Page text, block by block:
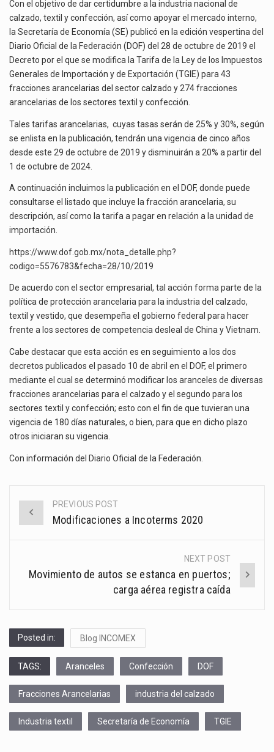
Las métricas tradicionales de los parques industriales —absorción, ocupación y metros cuadrados desarrollados— resultan insuficientes…
El superávit comercial de México con Estados Unidos alcanzó 102,581 millones de dólares (mdd) en…
El Tribunal Federal de Justicia Administrativa (TFJA), a través de su Segunda Sala Regional en…
LOS
SECTORES
CALZADO,
TEXTIL
Con el objetivo de dar certidumbre a la industria nacional de
calzado, textil y confección, así como apoyar el mercado interno,
la Secretaría de Economía (SE) publicó en la edición vespertina del
Diario Oficial de la Federación (DOF) del 28 de octubre de 2019 el
Decreto por el que se modifica la Tarifa de la Ley de los Impuestos
Generales de Importación y de Exportación (TGIE) para 43
fracciones arancelarias del sector calzado y 274 fracciones
arancelarias de los sectores textil y confección.
Tales tarifas arancelarias, cuyas tasas serán de 25% y 30%, según
se enlista en la publicación, tendrán una vigencia de cinco años
desde este 29 de octubre de 2019 y disminuirán a 20% a partir del
1 de octubre de 2024.
A continuación incluimos la publicación en el DOF, donde puede
consultarse el listado que incluye la fracción arancelaria, su
descripción, así como la tarifa a pagar en relación a la unidad de
importación.
https://www.dof.gob.mx/nota_detalle.php?
codigo=5576783&fecha=28/10/2019
De acuerdo con el sector empresarial, tal acción forma parte de la
política de protección arancelaria para la industria del calzado,
textil y vestido, que desempeña el gobierno federal para hacer
frente a los sectores de competencia desleal de China y Vietnam.
Cabe destacar que esta acción es en seguimiento a los dos
decretos publicados el pasado 10 de abril en el DOF, el primero
mediante el cual se determinó modificar los aranceles de diversas
fracciones arancelarias para el calzado y el segundo para los
sectores textil y confección; esto con el fin de que tuvieran una
vigencia de 180 días naturales, o bien, para que en dicho plazo
otros iniciaran su vigencia.
Con información del Diario Oficial de la Federación.
Post
PREVIOUS POST
Modificaciones a Incoterms 2020
NEXT POST
Movimiento de autos se estanca en puertos;
carga aérea registra caída
Posted in: Blog INCOMEX
TAGS: Aranceles Confección DOF
Fracciones Arancelarias industria del calzado
Industria textil Secretaría de Economía TGIE